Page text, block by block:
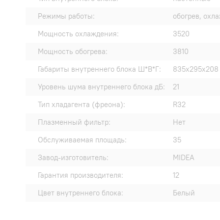
Режимы работы:
обогрев,
Мощность охлаждения:
3520
Мощность обогрева:
3810
Габариты внутреннего блока Ш*В*Г:
835х295х208
Уровень шума внутреннего блока дБ:
21
Тип хладагента (фреона):
R32
Плазменный фильтр:
Нет
Обслуживаемая площадь:
35
Завод-изготовитель:
MIDEA
Гарантия производителя:
12
Цвет внутреннего блока:
Белый